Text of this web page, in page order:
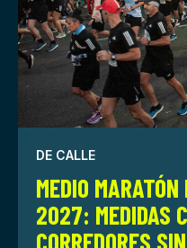
DE CALLE
MEDIO
2027: MEDIDAS
CORREDORES